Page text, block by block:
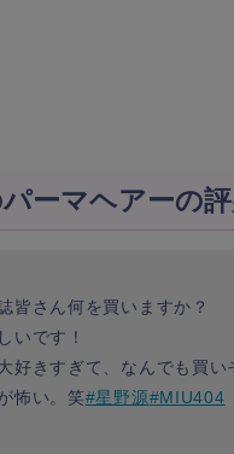
ーマヘアーの評
皆さん何を買いますか？
いです！
好きすぎて、なんでも買い
怖い。笑#星野源#MIU404